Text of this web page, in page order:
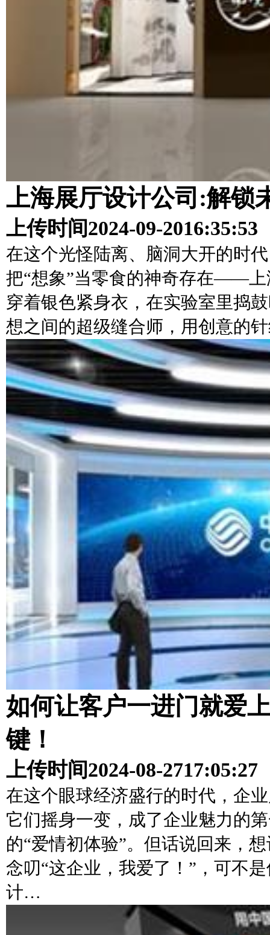
上海展厅设计公司:解锁
上传时间2024-09-2016:35:53
在这个光怪陆离、脑洞大开的时
把“想象”当零食的神奇存在——上
穿着银色紧身衣，在实验室里捣
想之间的超级缝合师，用创意的
如何让客户一进门就爱
键！
上传时间2024-08-2717:05:27
在这个眼球经济盛行的时代，企
它们摇身一变，成了企业魅力的
的“爱情初体验”。但话说回来，
念叨“这企业，我爱了！”，可不
计…